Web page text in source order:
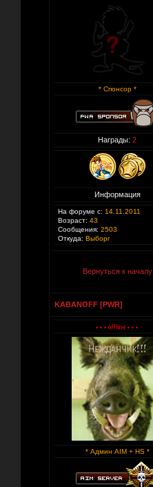
* Спонсор *
Награды: 2
Информация
На форуме с: 14.11.2011
Возраст: 43
Сообщения: 2503
Откуда: Выборг
Вернуться к началу
KABANOFF [PWR]
* Админ AIM + HS *